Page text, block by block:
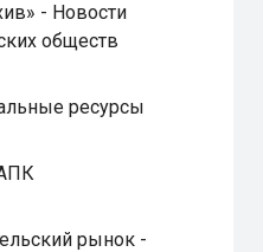
- Новости
обществ
ресурсы
рынок -